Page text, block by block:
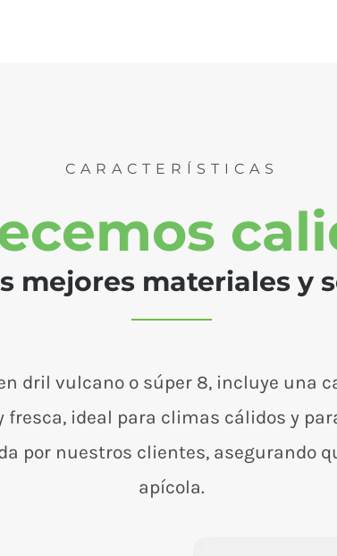
CARACTERÍSTICAS
mejores materiales y
dril vulcano o súper 8, incluye una
ideal para climas cálidos y
por nuestros clientes, asegurando
apícola.